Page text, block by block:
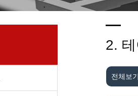
2.
전체보기